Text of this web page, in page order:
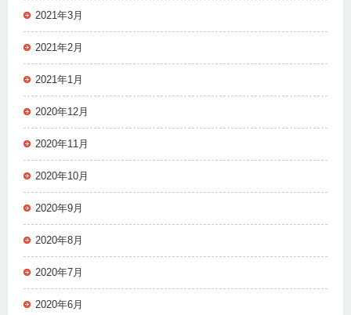
2021年3月
2021年2月
2021年1月
2020年12月
2020年11月
2020年10月
2020年9月
2020年8月
2020年7月
2020年6月